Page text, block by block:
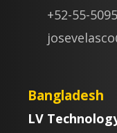
+52-55-
Bangladesh
LV